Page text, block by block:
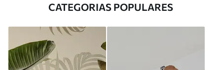
CATEGORIAS POPULARES